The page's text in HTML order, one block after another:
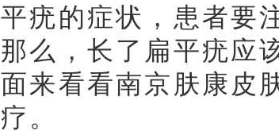
平疣的症状，患者要
那么，长了扁平疣应
面来看看南京肤康皮
疗。